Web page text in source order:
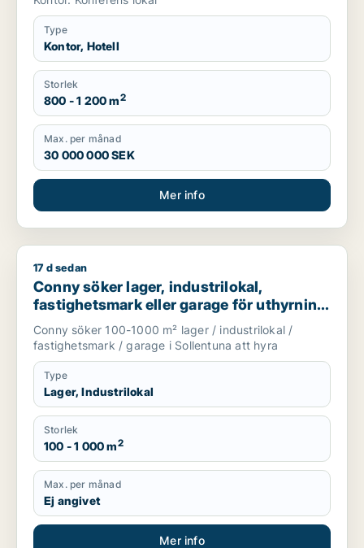
Type
Kontor, Hotell
Storlek
800 - 1 200 m2
Max. per månad
30 000 000 SEK
Mer info
Conny söker lager, industrilokal, fastighetsmark eller
17 d sedan
Conny söker lager, industrilokal,
fastighetsmark eller garage för uthyrning
i Sollentuna
Conny söker 100-1000 m² lager / industrilokal /
fastighetsmark / garage i Sollentuna att hyra
Type
Lager, Industrilokal
Storlek
100 - 1 000 m2
Max. per månad
Ej angivet
Mer info